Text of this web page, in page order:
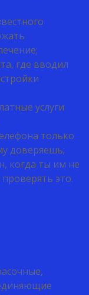
где вводил
услуги
только
доверяешь;
когда ты им не
это.